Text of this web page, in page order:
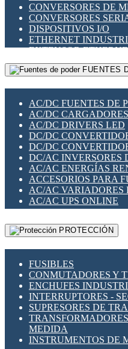
RELÉS
RELÉS DE SEÑAL
RELÉS DE ESTADO
RELÉS
RELÉS MINIATURA
SENSORES
SWITCH Y
TARJETAS PI
UNIÓN Y
CONVERSORES DE
CONVERSORES
DISPOSITIVOS I/O
ETHERNET
EXTENSOR
GATEWAY LORAWAN
GESTIÓN DE REDES
PLACAS
SWITCHES Y REDES
SOLUCIONES IOT
SOLUCIONES
SOLUCIONES RED
SEGURIDAD PARA
SWITCHES LAN
TELEFONÍA IP (VOIP)
VIGILANCIA IP
MESHTASTIC
FUENTES
AC/DC FUENTES DE
AC/DC
AC/DC DRIVERS LED
DC/DC
DC/DC
DC/AC INVERSORES
AC/AC ENERGÍAS
ACCESORIOS PARA
AC/AC VARIADORES
AC/AC UPS ONLINE
PROTECCIÓN
FUSIBLES
CONMUTADORES Y
ENCHUFES
INTERRUPTORES -
SUPRESORES DE
MEDIDA
INSTRUMENTOS DE